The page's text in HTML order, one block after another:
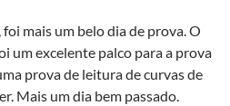
mais um belo dia de prova. O
um excelente palco para a prova
prova de leitura de curvas de
Mais um dia bem passado.